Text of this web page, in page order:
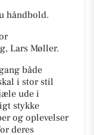
håndbold.
Lars Møller.
både
i stor stil
ude i
stykke
og oplevelser
deres